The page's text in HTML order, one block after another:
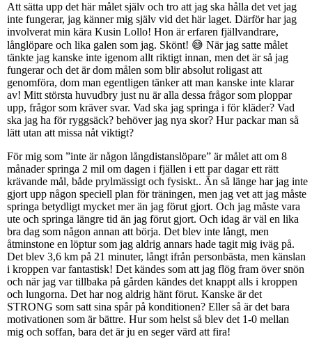
Att sätta upp det här målet själv och tro att jag ska hålla det vet jag
inte fungerar, jag känner mig själv vid det här laget. Därför har jag
involverat min kära Kusin Lollo! Hon är erfaren fjällvandrare,
långlöpare och lika galen som jag. Skönt! 😅 När jag satte målet
tänkte jag kanske inte igenom allt riktigt innan, men det är så jag
fungerar och det är dom målen som blir absolut roligast att
genomföra, dom man egentligen tänker att man kanske inte klarar
av! Mitt största huvudbry just nu är alla dessa frågor som ploppar
upp, frågor som kräver svar. Vad ska jag springa i för kläder? Vad
ska jag ha för ryggsäck? behöver jag nya skor? Hur packar man så
lätt utan att missa nåt viktigt?
För mig som ”inte är någon långdistanslöpare” är målet att om 8
månader springa 2 mil om dagen i fjällen i ett par dagar ett rätt
krävande mål, både prylmässigt och fysiskt.. Än så länge har jag inte
gjort upp någon speciell plan för träningen, men jag vet att jag måste
springa betydligt mycket mer än jag förut gjort. Och jag måste vara
ute och springa längre tid än jag förut gjort. Och idag är väl en lika
bra dag som någon annan att börja. Det blev inte långt, men
åtminstone en löptur som jag aldrig annars hade tagit mig iväg på.
Det blev 3,6 km på 21 minuter, långt ifrån personbästa, men känslan
i kroppen var fantastisk! Det kändes som att jag flög fram över snön
och när jag var tillbaka på gården kändes det knappt alls i kroppen
och lungorna. Det har nog aldrig hänt förut. Kanske är det
STRONG som satt sina spår på konditionen? Eller så är det bara
motivationen som är bättre. Hur som helst så blev det 1-0 mellan
mig och soffan, bara det är ju en seger värd att fira!